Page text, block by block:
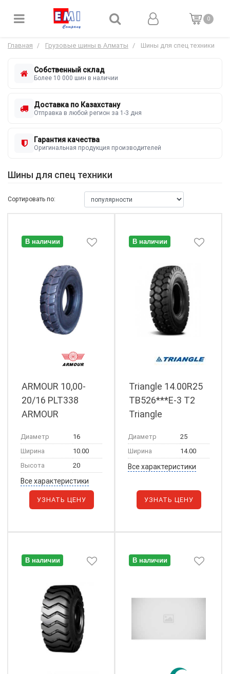
0
Главная Грузовые шины в Алматы Шины для спец техники
Собственный склад
Более 10 000 шин в наличии
Доставка по Казахстану
Отправка в любой регион за 1-3 дня
Гарантия качества
Оригинальная продукция производителей
Шины для спец техники
Сортировать по:
В наличии
ARMOUR 10,00-
20/16 PLT338
ARMOUR
Диаметр
16
Ширина
10.00
Высота
20
Все характеристики
УЗНАТЬ ЦЕНУ
В наличии
Triangle 14.00R25
TB526***E-3 T2
Triangle
Диаметр
25
Ширина
14.00
Все характеристики
УЗНАТЬ ЦЕНУ
В наличии В наличии